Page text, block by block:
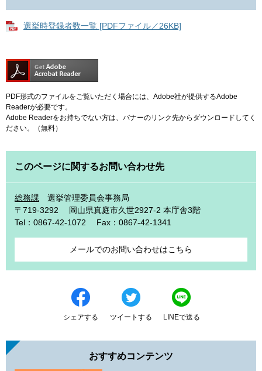
選挙時登録者数一覧 [PDFファイル／26KB]
PDF形式のファイルをご覧いただく場合には、Adobe社が提供するAdobe
Readerが必要です。
Adobe Readerをお持ちでない方は、バナーのリンク先からダウンロードしてく
ださい。（無料）
このページに関するお問い合わせ先
総務課
選挙管理委員会事務局
〒719-3292
岡山県真庭市久世2927-2 本庁舎3階
Tel：0867-42-1072
Fax：0867-42-1341
メールでのお問い合わせはこちら
シェアする ツイートする LINEで送る
おすすめコンテンツ